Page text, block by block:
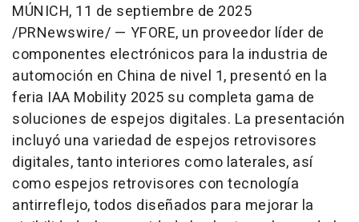
MÚNICH, 11 de septiembre de 2025
/PRNewswire/ — YFORE, un proveedor líder de
componentes electrónicos para la industria de
automoción en China de nivel 1, presentó en la
feria IAA Mobility 2025 su completa gama de
soluciones de espejos digitales. La presentación
incluyó una variedad de espejos retrovisores
digitales, tanto interiores como laterales, así
como espejos retrovisores con tecnología
antirreflejo, todos diseñados para mejorar la